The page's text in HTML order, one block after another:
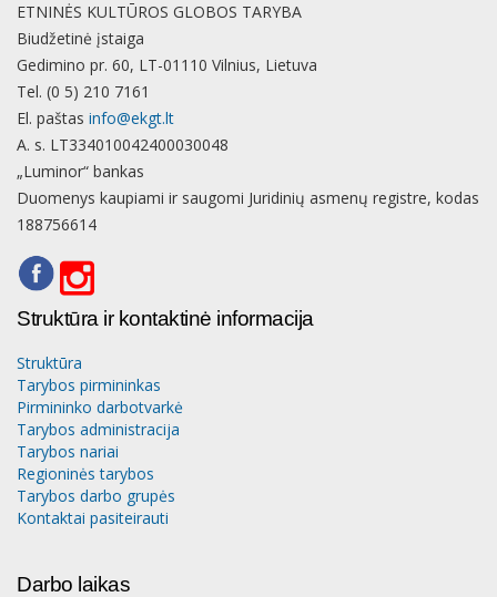
ETNINĖS KULTŪROS GLOBOS TARYBA
Biudžetinė įstaiga
Gedimino pr. 60, LT-01110 Vilnius, Lietuva
Tel. (0 5) 210 7161
El. paštas info@ekgt.lt
A. s. LT334010042400030048
„Luminor“ bankas
Duomenys kaupiami ir saugomi Juridinių asmenų registre, kodas
188756614
Struktūra ir kontaktinė informacija
Struktūra
Tarybos pirmininkas
Pirmininko darbotvarkė
Tarybos administracija
Tarybos nariai
Regioninės tarybos
Tarybos darbo grupės
Kontaktai pasiteirauti
Darbo laikas